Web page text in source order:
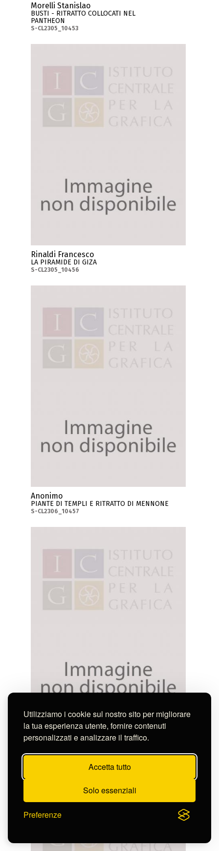
Utilizziamo i cookie sul nostro sito per migliorare
la tua esperienza utente, fornire contenuti
personalizzati e analizzare il traffico.
Accetta tutto
Solo essenziali
Preferenze
Morelli Stanislao
BUSTI - RITRATTO COLLOCATI NEL
PANTHEON
S-CL2305_10453
Rinaldi Francesco
LA PIRAMIDE DI GIZA
S-CL2305_10456
Anonimo
PIANTE DI TEMPLI E RITRATTO DI MENNONE
S-CL2306_10457
Anonimo
S-CL2306_10458